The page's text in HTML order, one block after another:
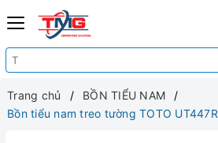
Trang chủ
BỒN TIỂU NAM
Bồn tiểu nam treo tường TOTO UT447R